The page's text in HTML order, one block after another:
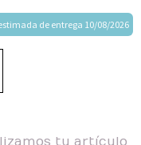
de entrega 10/08/2026
tu artículo